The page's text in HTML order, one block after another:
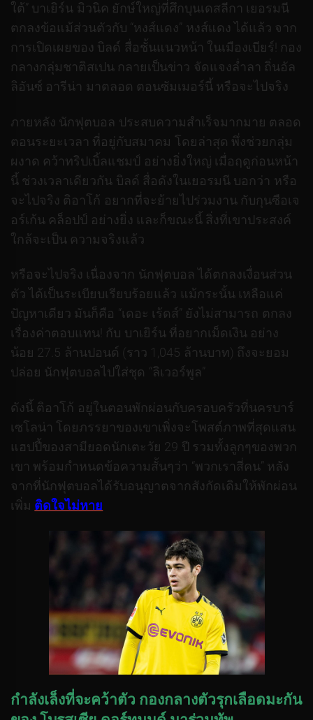
ใต้” บาเยิร์น มิวนิค ยักษ์ใหญ่ที่ศึกบุนเดสลีกา เยอรมนี
ตกลงข้อแม้ส่วนตัวกับ “หงส์แดง” หงส์แดง ได้แล้ว จาก
การเปิดเผยของ บิลด์ สื่อชั้นแนวหน้า ในเมืองเบียร์! กอง
กลางกลุ่มชาติสเปน กลายเป็นข่าว จัดแจงล่ำลา ถิ่นอัล
ลิอันซ์ อารีน่า มาตลอด ตอนซัมเมอร์นี้ หรือจะไปจริง
ภายหลัง นักฟุตบอล ประสบความสำเร็จมากมาย ตลอด
ตอนระยะเวลา ที่อยู่กับสมาคม โดยล่าสุด พึ่งช่วยกลุ่ม
ผงาด คว้าทริปเบิ้ลแชมป์ อย่างยิ่งใหญ่ เมื่อฤดูก่อนหน้า
นี้ ช่วงเวลาเดียวกัน บิลด์ สื่อดังในเยอรมนี บอกว่า หรือ
จะไปจริง ติอาโก้ อยากที่จะย้ายไปร่วมงาน กับกุนซือเจ
อร์เก้น คล็อปป์ อย่างยิ่ง และก็ขณะนี้ สิ่งที่เขาประสงค์
ใกล้จะเป็น ความจริงแล้ว
หรือจะไปจริง เนื่องจาก นักฟุตบอล ได้ตกลงเงื่อนส่วน
ตัว ได้เป็นระเบียบเรียบร้อยแล้ว แม้กระนั้น เหลือแค่
ปัญหาเดียว มันก็คือ “เดอะ เร้ดส์” ยังไม่สามารถ ตกลง
เรื่องค่าตอบแทน! กับ บาเยิร์น ที่อยากเม็ดเงิน อย่าง
น้อย 27.5 ล้านปอนด์ (ราว 1,045 ล้านบาท) ถึงจะยอม
ปล่อย นักฟุตบอลไปใส่ชุด “ลิเวอร์พูล”
ดังนี้ ติอาโก้ อยู่ในตอนพักผ่อนกับครอบครัวที่นครบาร์
เซโลน่า โดยภรรยาของเขาเพิ่งจะโพสต์ภาพที่สุดแสน
แฮปปี้ของสามียอดนักเตะวัย 29 ปี รวมทั้งลูกๆของพวก
เขา พร้อมกำหนดข้อความสั้นๆว่า “พวกเราสี่คน” หลัง
จากที่นักฟุตบอลได้รับอนุญาตจากสังกัดเดิมให้พักผ่อน
เพิ่ม ติดใจไม่หาย
กำลังเล็งที่จะคว้าตัว กองกลางตัวรุกเลือดมะกัน